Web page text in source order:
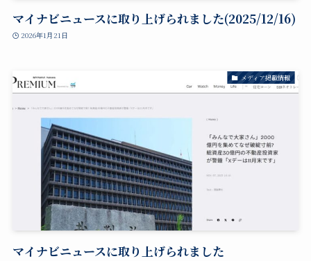
マイナビニュースに取り上げられました(2025/12/16)
2026年1月21日
メディア掲載情報
マイナビニュースに取り上げられました